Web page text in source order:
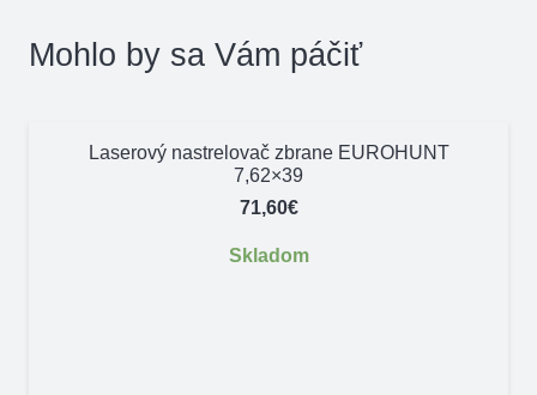
Mohlo by sa Vám páčiť
Laserový nastrelovač zbrane EUROHUNT
7,62×39
71,60€
Skladom